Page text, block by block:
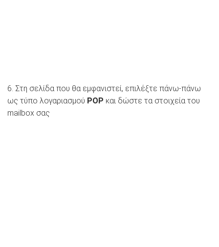
6. Στη σελίδα που θα εμφανιστεί, επιλέξτε πάνω-πάνω
ως τύπο λογαριασμού POP και δώστε τα στοιχεία του
mailbox σας